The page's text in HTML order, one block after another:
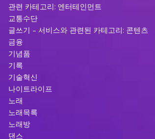
관련 카테고리: 엔터테인먼트
교통수단
글쓰기 – 서비스와 관련된 카테고리: 콘텐츠
금융
기념품
기록
기술혁신
나이트라이프
노래
노래목록
노래방
댄스